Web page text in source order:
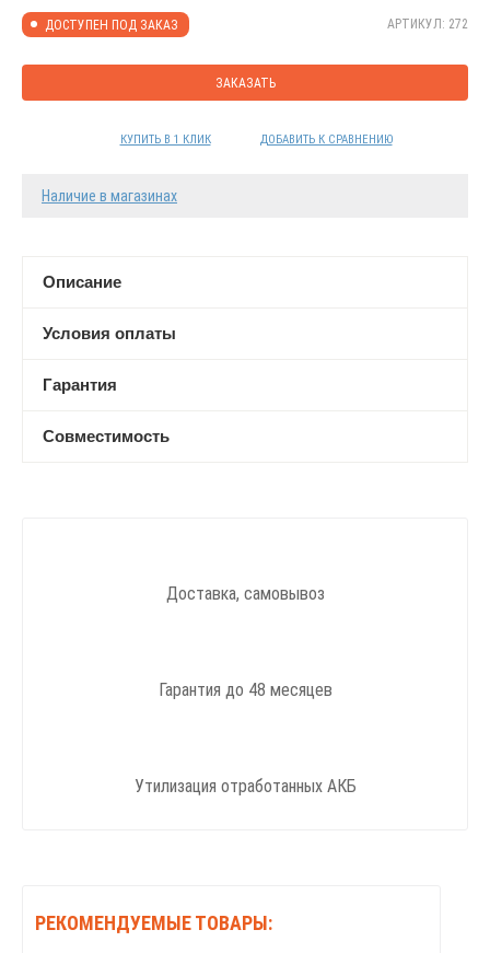
ДОСТУПЕН ПОД ЗАКАЗ АРТИКУЛ: 272
ЗАКАЗАТЬ
КУПИТЬ В 1 КЛИК ДОБАВИТЬ К СРАВНЕНИЮ
Наличие в магазинах
Описание
Условия оплаты
Гарантия
Совместимость
Доставка, самовывоз
Гарантия до 48 месяцев
Утилизация отработанных АКБ
РЕКОМЕНДУЕМЫЕ ТОВАРЫ: